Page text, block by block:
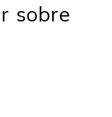
sobre